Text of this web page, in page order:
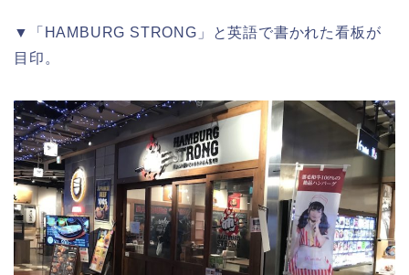
▼「HAMBURG STRONG」と英語で書かれた看板が
目印。